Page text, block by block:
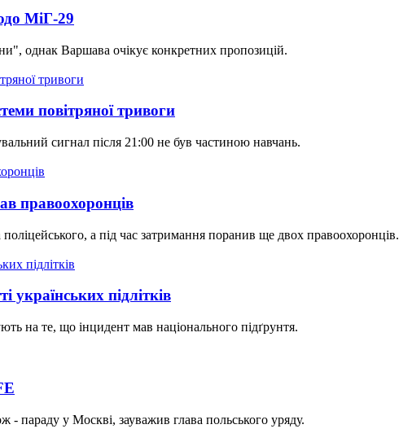
МіГ-29
однак Варшава очікує конкретних пропозицій.
повітряної тривоги
сигнал після 21:00 не був частиною навчань.
правоохоронців
а під час затримання поранив ще двох
підлітків
на те, що інцидент мав національного підґрунтя.
- параду у Москві, зауважив глава польського уряду.